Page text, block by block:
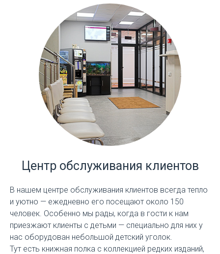
Центр обслуживания клиентов
В нашем центре обслуживания клиентов всегда тепло
и уютно — ежедневно его посещают около 150
человек. Особенно мы рады, когда в гости к нам
приезжают клиенты с детьми — специально для них у
нас оборудован небольшой детский уголок.
Тут есть книжная полка с коллекцией редких изданий,